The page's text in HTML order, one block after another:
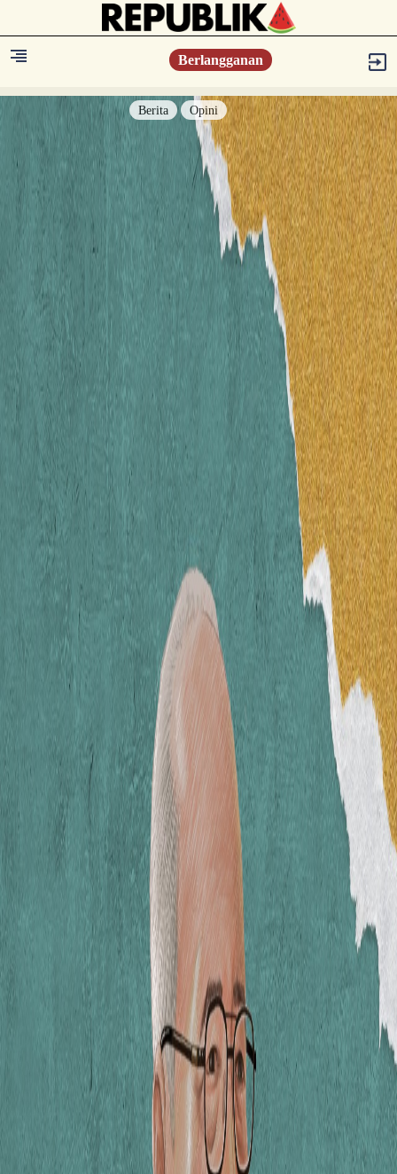
Berlangganan
Berita Opini
Berita
Islam Digest
Hikmah
Opini
Konsultasi Syariah
Resonansi
Sejarah
Lensa
Iqtishodia
Sastra
Literasi Umat